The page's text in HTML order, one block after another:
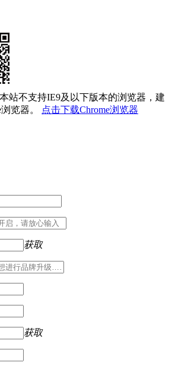
站不支持IE9及以下版本的浏览器，建
览器。
点击下载Chrome浏览器
获取
获取